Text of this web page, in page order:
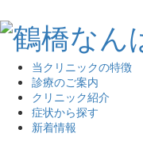
当クリニックの特徴
診療のご案内
クリニック紹介
症状から探す
新着情報